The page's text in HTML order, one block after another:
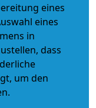
eines
eines
in
dass
um den